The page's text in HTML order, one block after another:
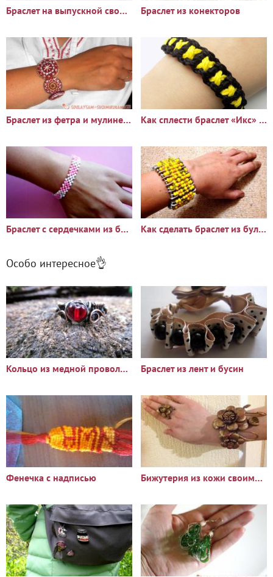
Браслет на выпускной своими руками Браслет из конекторов
Браслет из фетра и мулине в этно-стиле Как сплести браслет «Икс» из шнуров
Браслет с сердечками из бисера Как сделать браслет из булавок
Особо интересное👌
Кольцо из медной проволоки Браслет из лент и бусин
Фенечка с надписью Бижутерия из кожи своими руками